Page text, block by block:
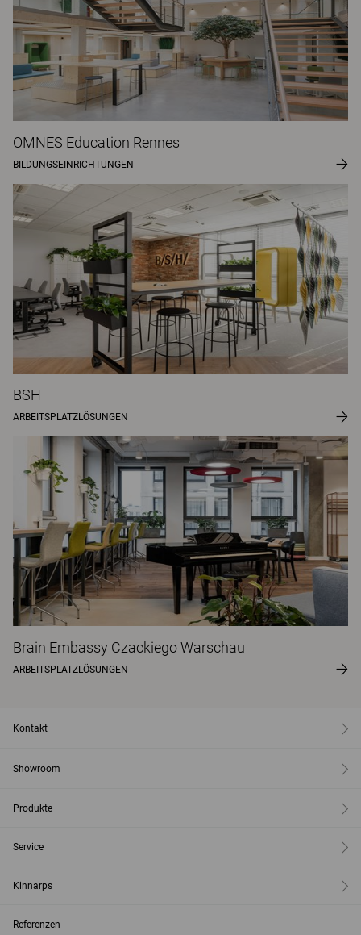
OMNES Education Rennes
BILDUNGSEINRICHTUNGEN
BSH
ARBEITSPLATZLÖSUNGEN
Brain Embassy Czackiego Warschau
ARBEITSPLATZLÖSUNGEN
Kontakt
Showroom
Produkte
Service
Kinnarps
Referenzen